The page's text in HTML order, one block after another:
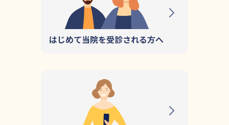
はじめて当院を受診される方へ